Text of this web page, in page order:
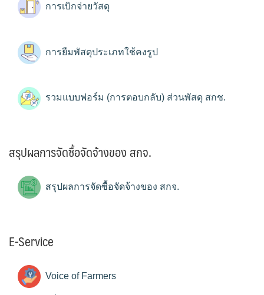
การเบิกจ่ายวัสดุ
การยืมพัสดุประเภทใช้คงรูป
รวมแบบฟอร์ม (การตอบกลับ) ส่วนพัสดุ สกช.
สรุปผลการจัดซื้อจัดจ้างของ สกจ.
สรุปผลการจัดซื้อจัดจ้างของ สกจ.
E-Service
Voice of Farmers